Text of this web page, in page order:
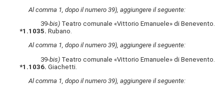
Al comma 1, dopo il numero 39), aggiungere il seguente:
39-bis) Teatro comunale «Vittorio Emanuele» di Benevento.
*1.1035. Rubano.
Al comma 1, dopo il numero 39), aggiungere il seguente:
39-bis) Teatro comunale «Vittorio Emanuele» di Benevento.
*1.1036. Giachetti.
Al comma 1, dopo il numero 39), aggiungere il seguente: